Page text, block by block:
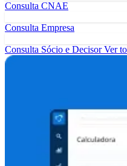
Consulta CNAE
Consulta Empresa
Consulta Sócio e DecisorVer